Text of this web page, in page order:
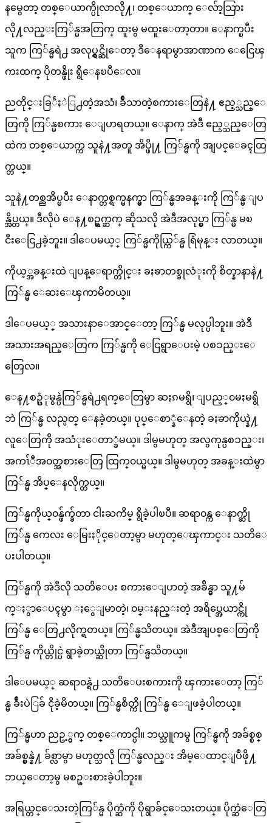
နမွေတာ့ တစ္ေယာက္ပိုလာလို႔၊ တစ္ေယာက္ ေလ်ာ့သြား
လို႔လည္းကြ်န္မအတြက္ ထူးမွ မထူးေတာ့တာ။ ေနာက္ၿပီး
သူက ကြ်န္မရဲ႕ အလုပ္ရွင္ဆိုေတာ့ ဒီေနရာမွာအာဏာက ေငြေၾ
ကးထက္ ပိုတန္ဖိုး ရွိေနၿပီေလ။
ညတိုင္းခြ်ဲႏဲြ႕တဲ့အသံ၊ ခ်ဳိသာတဲ့စကားေတြနဲ႔ ဧည့္သည္ေ
တြကို ကြ်န္မစကား ေျပာရတယ္။ ေနာက္ အဲဒီ ဧည့္သည္ေတြ
ထဲက တစ္ေယာက္က သူနဲ႔အတူ အိပ္ဖို႔ ကြ်န္မကို အျပင္ေခၚထြ
က္တယ္။
သူနဲ႔တစ္ညအိပ္ၿပီး ေနာက္တစ္ရက္မနက္မွာ ကြ်န္မအခန္းကို ကြ်န္မ ျပ
န္အိပ္တယ္။ ဒီလိုပဲ ေန႔စဥ္ရက္ဆက္ ဆိုသလို အဲဒီအလုပ္မွာ ကြ်န္မ မၿ
ငီးေငြ႕ခဲ့ဘူး။ ဒါေပမယ့္ ကြ်န္မကိုယ္ကြ်န္မ ရြံမုန္း လာတယ္။
ကိုယ့္အခန္းထဲ ျပန္ေရာက္တိုင္း ခႏၶာတစ္ခုလံုးကို စိတ္နာနာနဲ႔
ကြ်န္မ ေဆးေၾကာမိတယ္။
ဒါေပမယ့္ အသားနာေအာင္ေတာ့ ကြ်န္မ မလုပ္ပါဘူး။ အဲဒီ
အသားအရည္ေတြက ကြ်န္မကို ေငြရွာေပးမဲ့ ပစၥည္းေ
တြေလ။
ေန႔စဥ္ပံုမွန္ပဲကြ်န္မရဲ႕ရက္ေတြမွာ ဆႏၵမရွိ၊ ျပည့္၀မႈမရွိ
ဘဲ ကြ်န္မ လည္ပတ္ ေနခဲ့တယ္။ ပုပ္ေစာ္နံေနတဲ့ ခႏၶာကိုယ္နဲ႔
လူေတြကို အသံုးေတာ္ခံမယ္။ ဒါမွမဟုတ္ အလွကုန္ပစၥည္း၊
အကၤ်ီအ၀တ္အစားေတြ ထြက္၀ယ္မယ္။ ဒါမွမဟုတ္ အခန္းထဲမွာ
ကြ်န္မ အိပ္ေနလိုက္တယ္။
ကြ်န္မကိုယ္၀န္ဖ်က္ခ်တာ ငါးႀကိမ္ ရွိခဲ့ပါၿပီ။ ဆရာ၀န္က ေနာက္ဆို
ကြ်န္မ ကေလး ေမြးႏိုင္ေတာ့မွာ မဟုတ္ေၾကာင္း သတိေ
ပးပါတယ္။
ကြ်န္မကို အဲဒီလို သတိေပး စကားေျပာတဲ့ အခ်ိန္မွာ သူ႔မ်
က္ႏွာေပၚမွာ ႏွေျမာတဲ့၊ ၀မ္းနည္းတဲ့ အရိပ္အေယာင္ကို
ကြ်န္မ ေတြ႕လိုက္ရတယ္။ ကြ်န္မသိတယ္။ အဲဒီအျပစ္ေတြကို
ကြ်န္မ ကိုယ္တိုင္ပဲ ရွာခဲ့တယ္ဆိုတာ ကြ်န္မသိတယ္။
ဒါေပမယ့္ ဆရာ၀န္ရဲ႕ သတိေပးစကားကို ၾကားေတာ့ ကြ်
န္မ ခ်ဳံးပဲြခ် ငိုခဲ့မိတယ္။ ကြ်န္မစိတ္ကို ကြ်န္မ ေျဖခဲ့ပါတယ္။
ကြ်န္မဟာ ညဥ့္ငွက္ တစ္ေကာင္ပါ။ ဘယ္သူကမွ ကြ်န္မကို အခ်စ္စစ္
အခ်စ္မွန္နဲ႔ ခ်စ္လာမွာ မဟုတ္သလို ကြ်န္မလည္း အိမ္ေထာင္ျပဳဖို႔
ဘယ္ေတာ့မွ မစဥ္းစားခဲ့ပါဘူး။
အရြယ္တင္ေသးတဲ့ကြ်န္မ ပိုက္ဆံကို ပိုရွာခ်င္ေသးတယ္။ ပိုက္ဆံေတြ